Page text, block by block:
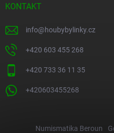
KONTAKT
info@houbybylinky.cz
+420 603 455 268
+420 733 36 11 35
+420603455268
Numismatika Beroun